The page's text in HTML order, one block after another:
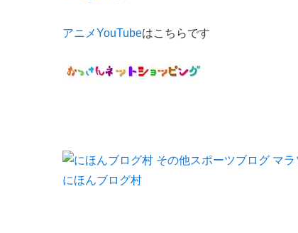
アニメYouTubeはこちらです
にほんブログ村